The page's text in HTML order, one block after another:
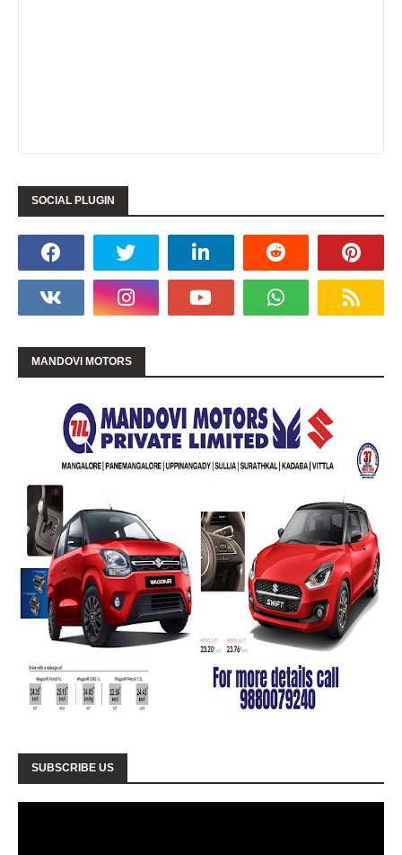
SOCIAL PLUGIN
MANDOVI MOTORS
SUBSCRIBE US